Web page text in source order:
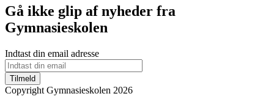
Gå ikke glip af nyheder fra
Gymnasieskolen
Indtast din email adresse
Tilmeld
Copyright Gymnasieskolen 2026